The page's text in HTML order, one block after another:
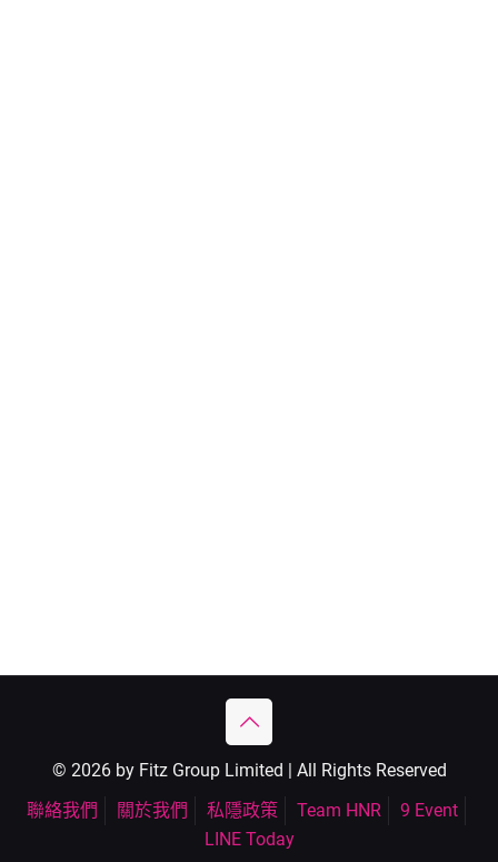
© 2026 by Fitz Group Limited | All Rights Reserved
聯絡我們
關於我們 私隱政策 Team HNR
9 Event
LINE Today